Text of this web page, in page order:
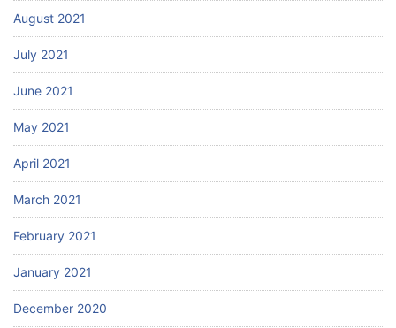
August 2021
July 2021
June 2021
May 2021
April 2021
March 2021
February 2021
January 2021
December 2020